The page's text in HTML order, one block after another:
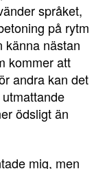
språket,
på rytm
känna nästan
kommer att
andra kan det
ödsligt än
mig, men